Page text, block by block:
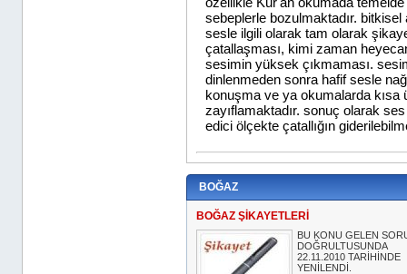
BOĞAZ
BOĞAZ ŞİKAYETLERİ
BU KONU GELEN
DOĞRULTUSUNDA
22.11.2010 TARİHİNDE
YENİLENDİ.